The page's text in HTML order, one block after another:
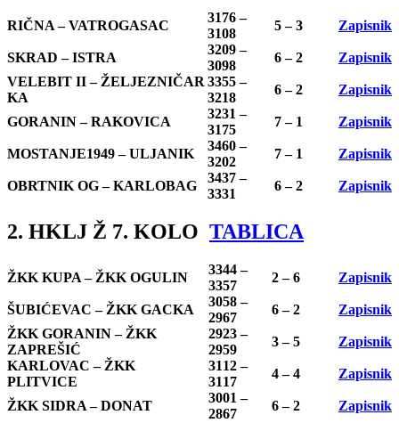
RIČNA – VATROGASAC
3176 –
3108
5 – 3 Zapisnik
SKRAD – ISTRA
3209 –
3098
6 – 2
Zapisnik
VELEBIT II – ŽELJEZNIČAR
KA
3355 –
3218
6 – 2 Zapisnik
GORANIN – RAKOVICA
3231 –
3175
7 – 1 Zapisnik
MOSTANJE1949 – ULJANIK
3460 –
3202
7 – 1 Zapisnik
OBRTNIK OG – KARLOBAG
3437 –
3331
6 – 2 Zapisnik
2. HKLJ Ž 7. KOLO TABLICA
ŽKK KUPA – ŽKK OGULIN
3344 –
3357
2 – 6 Zapisnik
ŠUBIĆEVAC – ŽKK GACKA
3058 –
2967
6 – 2
Zapisnik
ŽKK GORANIN – ŽKK
ZAPREŠIĆ
2923 –
2959
3 – 5
Zapisnik
KARLOVAC – ŽKK
PLITVICE
3112 –
3117
4 – 4 Zapisnik
ŽKK SIDRA – DONAT
3001 –
2867
6 – 2 Zapisnik